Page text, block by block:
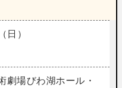
日）
劇場びわ湖ホール・